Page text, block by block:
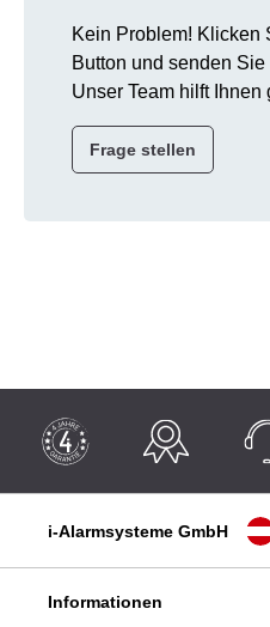
Kein Problem! Klicken
Button und senden
Unser Team hilft Ihnen
Frage stellen
i-Alarmsysteme GmbH
Informationen